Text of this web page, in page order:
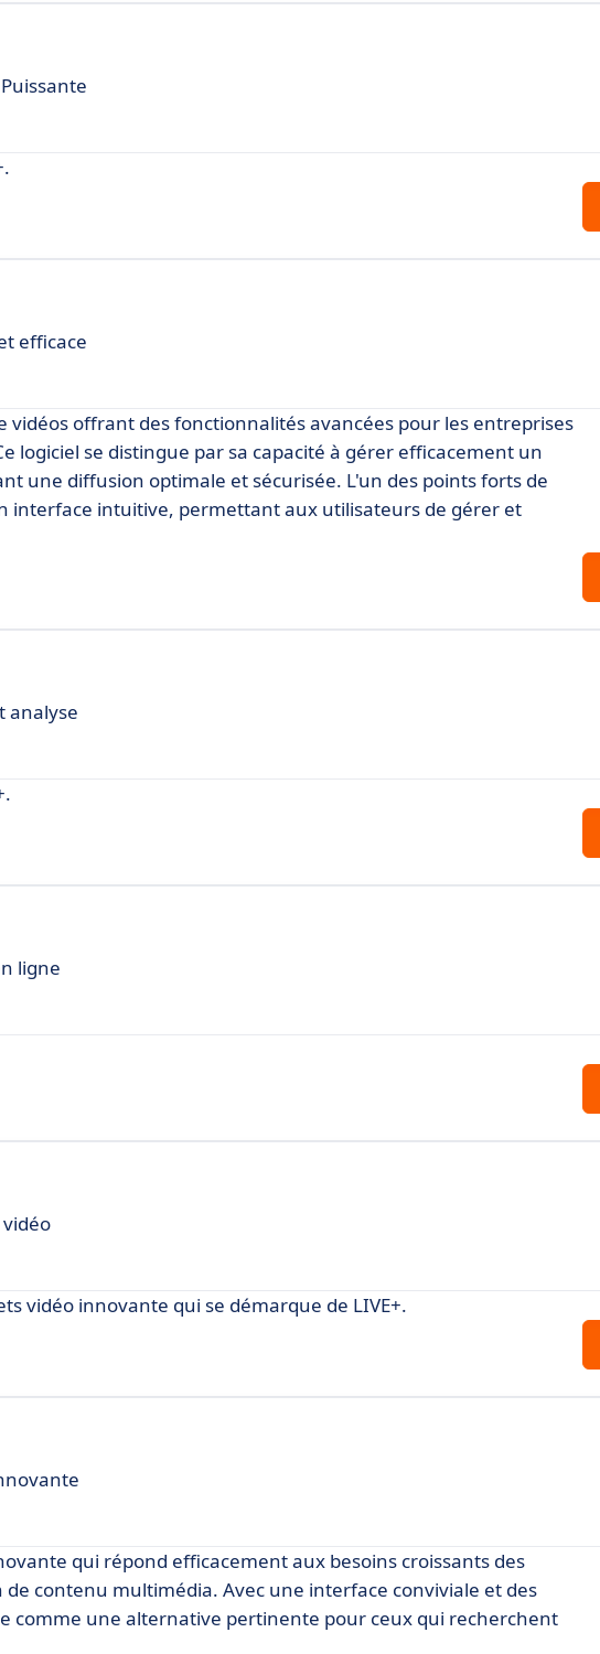
efficace
offrant des fonctionnalités avancées pour les entreprises
logiciel se distingue par sa capacité à gérer efficacement un
une diffusion optimale et sécurisée. L'un des points forts de
interface intuitive, permettant aux utilisateurs de gérer et
analyse
ligne
vidéo innovante qui se démarque de LIVE+.
qui répond efficacement aux besoins croissants des
contenu multimédia. Avec une interface conviviale et des
comme une alternative pertinente pour ceux qui recherchent